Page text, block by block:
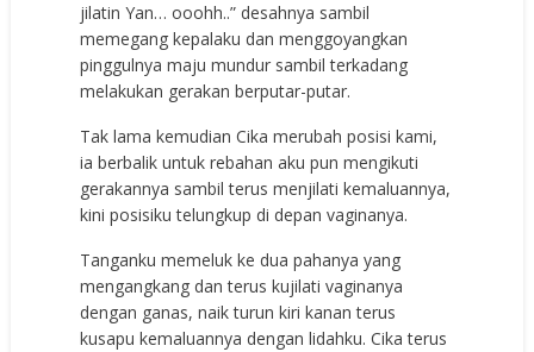
jilatin Yan… ooohh..” desahnya sambil
memegang kepalaku dan menggoyangkan
pinggulnya maju mundur sambil terkadang
melakukan gerakan berputar-putar.
Tak lama kemudian Cika merubah posisi kami,
ia berbalik untuk rebahan aku pun mengikuti
gerakannya sambil terus menjilati kemaluannya,
kini posisiku telungkup di depan vaginanya.
Tanganku memeluk ke dua pahanya yang
mengangkang dan terus kujilati vaginanya
dengan ganas, naik turun kiri kanan terus
kusapu kemaluannya dengan lidahku. Cika terus